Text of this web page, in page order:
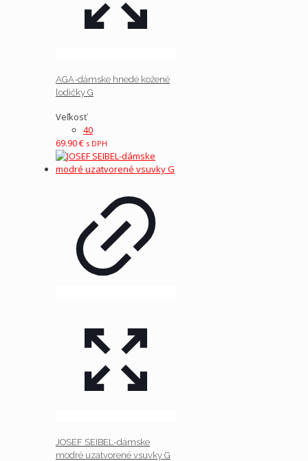
AGA-dámske hnedé kožené
lodičky G
Veľkosť
40
69.90€ s DPH
JOSEF SEIBEL-dámske
modré uzatvorené vsuvky G